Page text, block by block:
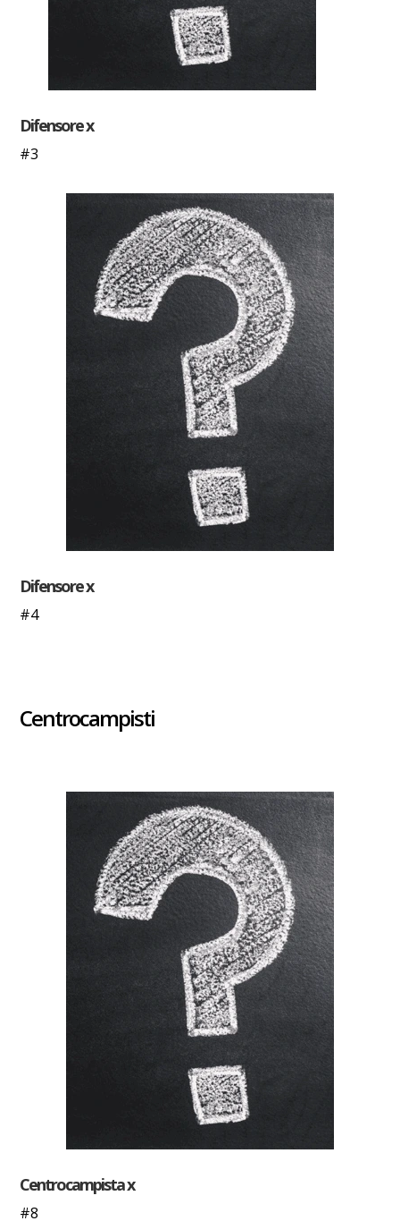
Difensore x
#3
Difensore x
#4
Centrocampisti
Centrocampista x
#8